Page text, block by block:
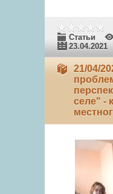
Статьи
23.04.2021
21/04/
селе" -